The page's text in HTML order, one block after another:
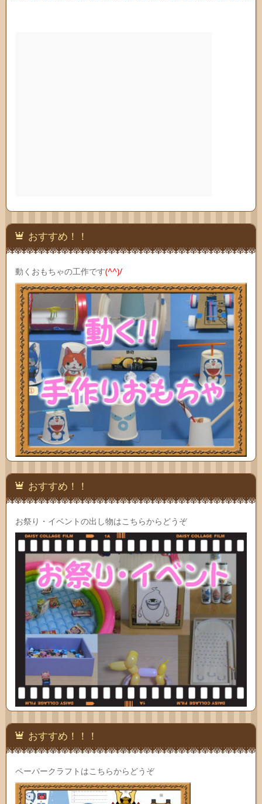
おすすめ！！
動くおもちゃの工作です(^^)/
おすすめ！！
お祭り・イベントの出し物はこちらからどうぞ
おすすめ！！！
ペーパークラフトはこちらからどうぞ